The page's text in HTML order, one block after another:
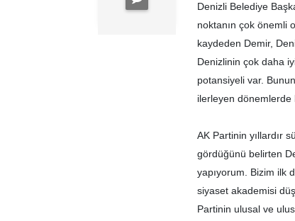
Denizli Belediye
noktanın çok önemli
kaydeden Demir,
Denizlinin çok daha
potansiyeli var.
ilerleyen dönemlerde
AK Partinin yıllardır
gördüğünü belirten
yapıyorum. Bizim ilk
siyaset akademisi
Partinin ulusal ve